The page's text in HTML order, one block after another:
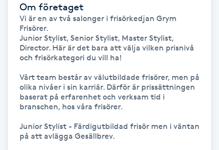
Gua Sha-massage
Hatha Yoga
Headspa
Healing
Herrklippning
Om företaget
Vi är en av två salonger i frisörkedjan Grym
Frisörer.
Junior Stylist, Senior Stylist, Master Stylist,
Director. Här är det bara att välja vilken prisnivå
och frisörkategori du vill ha!
Vårt team består av välutbildade frisörer, men på
olika nivåer i sin karriär. Därför är prissättningen
baserat på erfarenhet och verksam tid i
branschen, hos våra frisörer.
Junior Stylist - Färdigutbildad frisör men i väntan
på att avlägga Gesällbrev.